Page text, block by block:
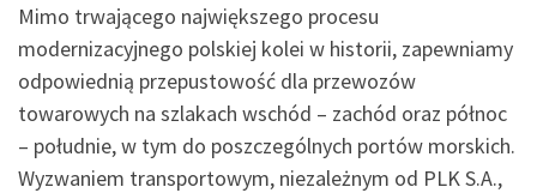
Mimo trwającego największego procesu
modernizacyjnego polskiej kolei w historii, zapewniamy
odpowiednią przepustowość dla przewozów
towarowych na szlakach wschód – zachód oraz północ
– południe, w tym do poszczególnych portów morskich.
Wyzwaniem transportowym, niezależnym od PLK S.A.,